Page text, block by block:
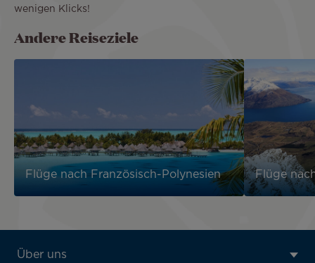
wenigen Klicks!
Andere Reiseziele
Flüge nach Französisch-Polynesien Flüge
ATN:
Über uns